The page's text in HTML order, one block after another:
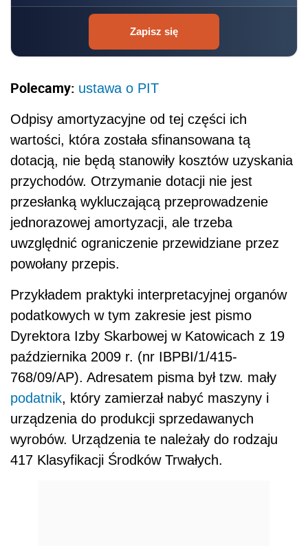
Zapisz się
Polecamy: ustawa o PIT
Odpisy amortyzacyjne od tej części ich
wartości, która została sfinansowana tą
dotacją, nie będą stanowiły kosztów uzyskania
przychodów. Otrzymanie dotacji nie jest
przesłanką wykluczającą przeprowadzenie
jednorazowej amortyzacji, ale trzeba
uwzględnić ograniczenie przewidziane przez
powołany przepis.
Przykładem praktyki interpretacyjnej organów
podatkowych w tym zakresie jest pismo
Dyrektora Izby Skarbowej w Katowicach z 19
października 2009 r. (nr IBPBI/1/415-
768/09/AP). Adresatem pisma był tzw. mały
podatnik, który zamierzał nabyć maszyny i
urządzenia do produkcji sprzedawanych
wyrobów. Urządzenia te należały do rodzaju
417 Klasyfikacji Środków Trwałych.